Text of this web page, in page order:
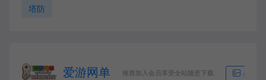
塔防
爱游网单 推荐加入会员享受全站随意下载 生成海